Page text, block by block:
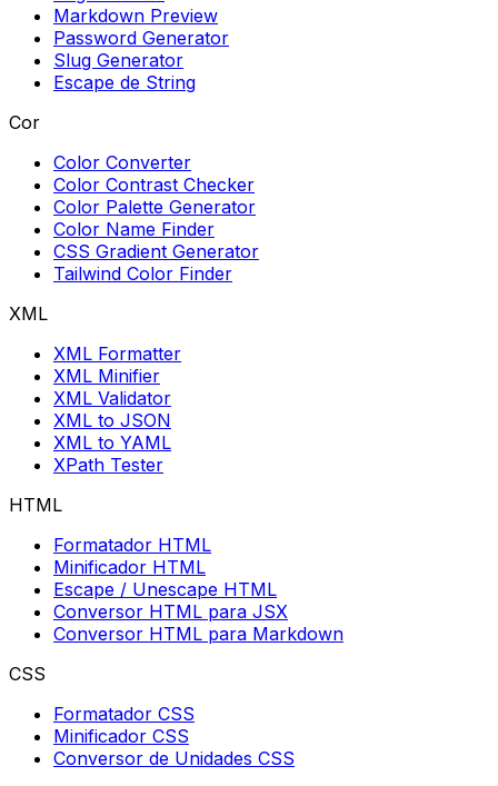
Markdown Preview
Password Generator
Slug Generator
Escape de String
Cor
Color Converter
Color Contrast Checker
Color Palette Generator
Color Name Finder
CSS Gradient Generator
Tailwind Color Finder
XML
XML Formatter
XML Minifier
XML Validator
XML to JSON
XML to YAML
XPath Tester
HTML
Formatador HTML
Minificador HTML
Escape / Unescape HTML
Conversor HTML para JSX
Conversor HTML para Markdown
CSS
Formatador CSS
Minificador CSS
Conversor de Unidades CSS